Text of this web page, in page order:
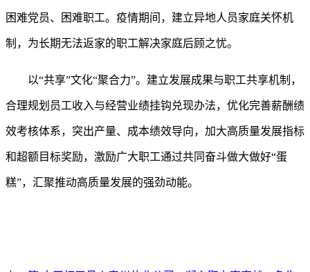
困难党员、困难职工。疫情期间，建立异地人员家庭关怀机
制，为长期无法返家的职工解决家庭后顾之忧。
以“共享”文化“聚合力”。建立发展成果与职工共享机制，
合理规划员工收入与经营业绩挂钩兑现办法，优化完善薪酬绩
效考核体系，突出产量、成本绩效导向，加大高质量发展指标
和超额目标奖励，激励广大职工通过共同奋斗做大做好“蛋
糕”，汇聚推动高质量发展的强劲动能。